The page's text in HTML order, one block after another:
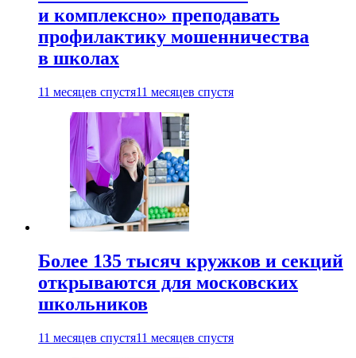
и комплексно» преподавать
профилактику мошенничества
в школах
11 месяцев спустя11 месяцев спустя
Более 135 тысяч кружков и секций
открываются для московских
школьников
11 месяцев спустя11 месяцев спустя